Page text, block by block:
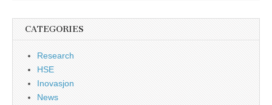
CATEGORIES
Research
HSE
Inovasjon
News